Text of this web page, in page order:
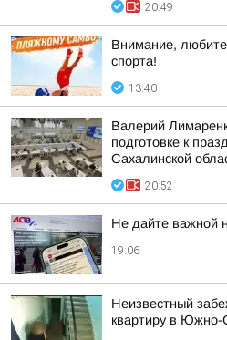
20:49
Внимание,
спорта!
13:40
Валерий
подготовке к
Сахалинской
20:52
Не дайте важной
19:06
Неизвестный
квартиру в Южно-